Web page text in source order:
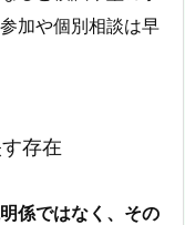
加や個別相談は早
存在
係ではなく、その